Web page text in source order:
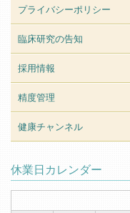
プライバシーポリシー
臨床研究の告知
採用情報
精度管理
健康チャンネル
休業日カレンダー